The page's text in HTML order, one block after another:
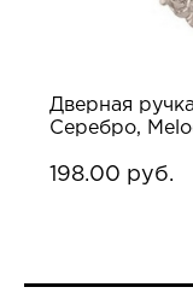
Дверная
Серебро,
198.00 руб.